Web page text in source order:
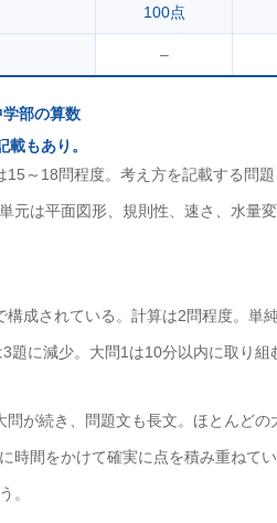
100点
–
部の算数
もあり。
15～18問程度。考え方を記載する問
元は平面図形、規則性、速さ、水量
構成されている。計算は2問程度。
題に減少。大問1は10分以内に取り組
問が続き、問題文も長文。ほとんど
時間をかけて確実に点を積み重ねて
。